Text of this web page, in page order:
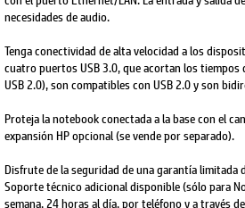
necesidades de audio.
Tenga conectividad de alta velocidad a los
cuatro puertos USB 3.0, que acortan los
USB 2.0), son compatibles con USB 2.0 y son
Proteja la notebook conectada a la base con el
expansión HP opcional (se vende por separado).
Disfrute de la seguridad de una garantía limitada
Soporte técnico adicional disponible (sólo para
semana, 24 horas al día, por teléfono y a través